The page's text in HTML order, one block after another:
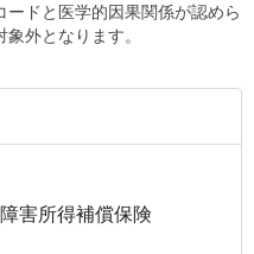
ドと医学的因果関係が認めら
外となります。
害所得補償保険